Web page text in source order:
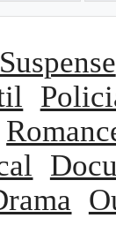
Suspense